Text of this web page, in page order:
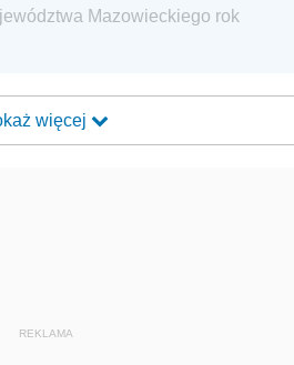
Mazowieckiego rok
więcej
REKLAMA